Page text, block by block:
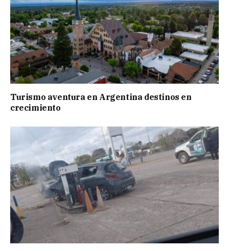
Turismo aventura en Argentina destinos en
crecimiento